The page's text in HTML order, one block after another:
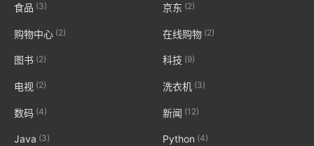
食品 (3) 京东 (2)
购物中心 (2) 在线购物(2)
图书 (2) 科技 (9)
电视 (2) 洗衣机 (3)
数码 (4) 新闻 (12)
Java (3) Python (4)